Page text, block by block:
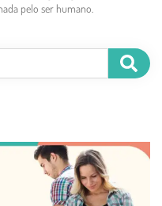
pelo ser humano.